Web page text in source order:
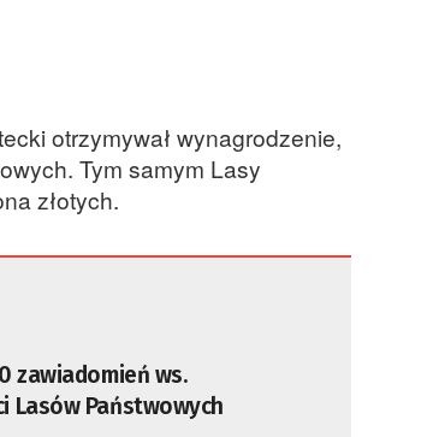
otrzymywał wynagrodzenie,
Tym samym Lasy
złotych.
zawiadomień ws.
Lasów Państwowych